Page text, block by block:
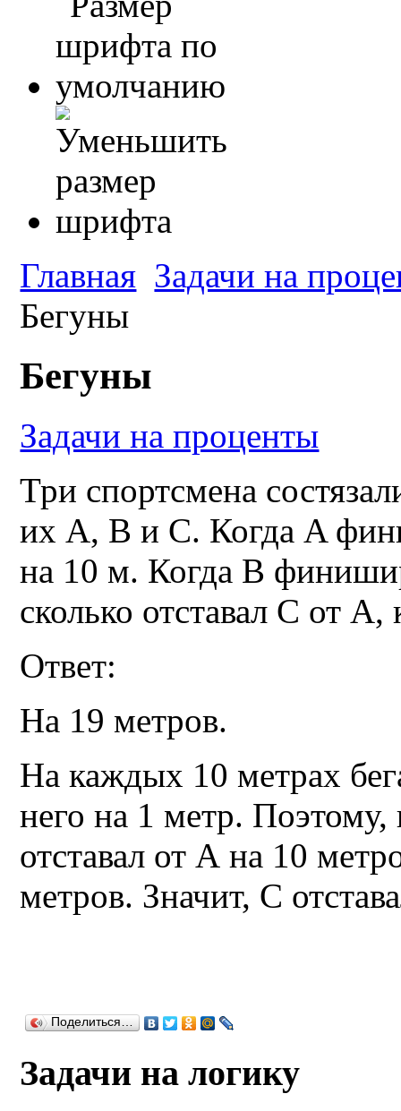
Главная Задачи на
Бегуны
Бегуны
Задачи на проценты
Три спортсмена
их А, В и С. Когда A
на 10 м. Когда B
сколько отставал C от A,
Ответ:
На 19 метров.
На каждых 10 метрах
него на 1 метр.
отставал от А на 10
метров. Значит, С
Поделиться…
Задачи на логику